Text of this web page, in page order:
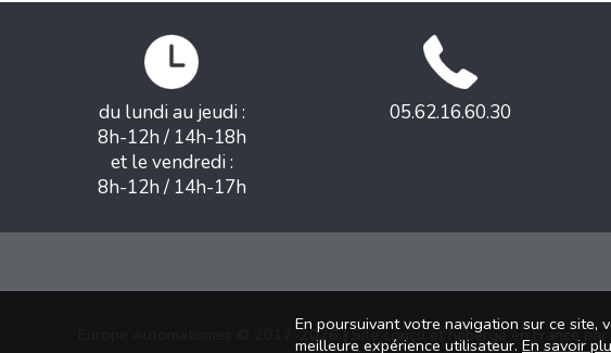
du lundi au jeudi :
8h-12h / 14h-18h
et le vendredi :
8h-12h / 14h-17h
05.62.16.60.30
Europe Automatismes © 2017-2026 | Site conçu et hébergé en France par
En poursuivant votre navigation sur ce site,
meilleure expérience utilisateur. En savoir